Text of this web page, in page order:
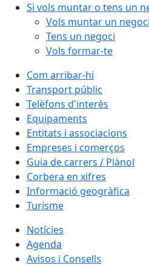
Si vols muntar o tens un
Vols muntar un negoci
Tens un negoci
Vols formar-te
Com arribar-hi
Transport públic
Telèfons d'interès
Equipaments
Entitats i associacions
Empreses i comerços
Guia de carrers / Plànol
Corbera en xifres
Informació geogràfica
Turisme
Notícies
Agenda
Avisos i Consells